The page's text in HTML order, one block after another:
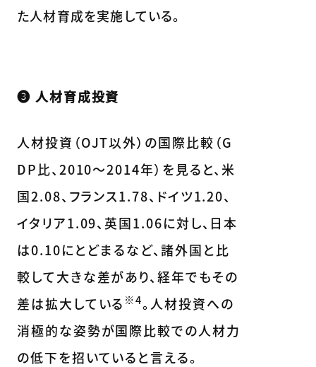
た人材育成を実施している。
❸ 人材育成投資
人材投資（OJT以外）の国際比較（G
DP比、2010～2014年）を見ると、米
国2.08、フランス1.78、ドイツ1.20、
イタリア1.09、英国1.06に対し、日本
は0.10にとどまるなど、諸外国と比
較して大きな差があり、経年でもその
差は拡大している ※4。人材投資への
消極的な姿勢が国際比較での人材力
の低下を招いていると言える。